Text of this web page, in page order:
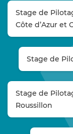
Stage de
Côte d’Azur et
Stage de
Stage de
Roussillon